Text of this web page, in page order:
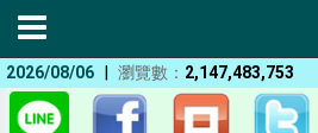
2026/08/06 | 瀏覽數： 2,147,483,753